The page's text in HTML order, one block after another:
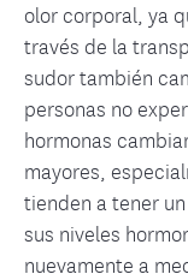
olor corporal, ya
través de la
sudor también
personas no
hormonas
mayores,
tienden a tener
sus niveles
nuevamente a